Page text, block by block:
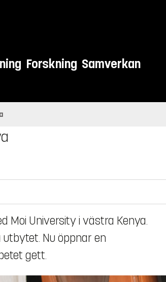
Forskning Samverkan
Moi University i västra Kenya.
Nu öppnar en
gett.